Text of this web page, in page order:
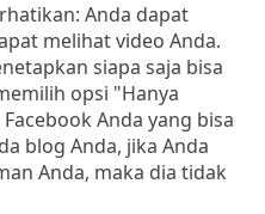
Anda dapat
melihat video Anda.
siapa saja bisa
opsi "Hanya
Anda yang bisa
blog Anda, jika Anda
Anda, maka dia tidak